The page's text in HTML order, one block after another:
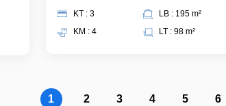
KT : 3
KM : 4
LB : 195 m²
LT : 98 m²
1 2 3 4 5 6